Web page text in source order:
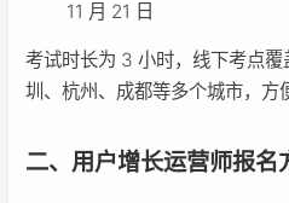
11 月 21 日
考试时长为 3 小时，线下考点
圳、杭州、成都等多个城市，方
二、用户增长运营师报名